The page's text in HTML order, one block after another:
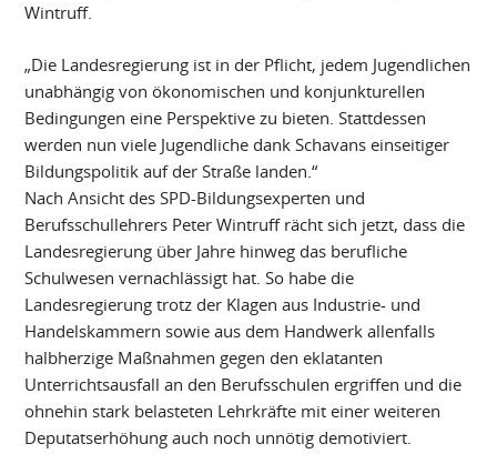
Wintruff.
„Die Landesregierung ist in der Pflicht, jedem Jugendlichen
unabhängig von ökonomischen und konjunkturellen
Bedingungen eine Perspektive zu bieten. Stattdessen
werden nun viele Jugendliche dank Schavans einseitiger
Bildungspolitik auf der Straße landen.“
Nach Ansicht des SPD-Bildungsexperten und
Berufsschullehrers Peter Wintruff rächt sich jetzt, dass die
Landesregierung über Jahre hinweg das berufliche
Schulwesen vernachlässigt hat. So habe die
Landesregierung trotz der Klagen aus Industrie- und
Handelskammern sowie aus dem Handwerk allenfalls
halbherzige Maßnahmen gegen den eklatanten
Unterrichtsausfall an den Berufsschulen ergriffen und die
ohnehin stark belasteten Lehrkräfte mit einer weiteren
Deputatserhöhung auch noch unnötig demotiviert.